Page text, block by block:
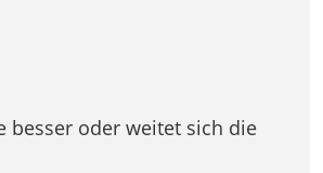
besser oder weitet sich die